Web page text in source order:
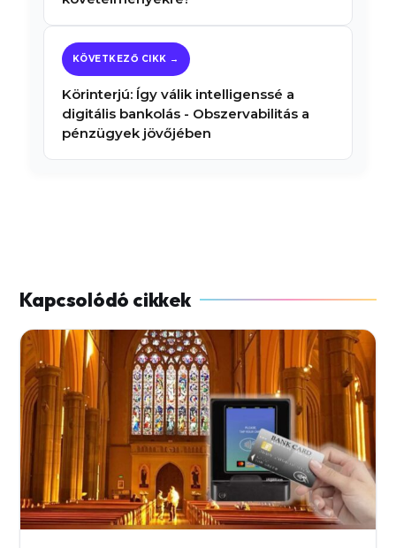
Körinterjú: Így válik intelligenssé a
digitális bankolás - Obszervabilitás a
pénzügyek jövőjében